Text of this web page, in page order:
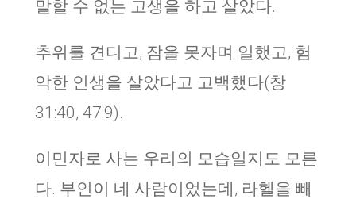
말할 수 없는 고생을 하고 살았다.
추위를 견디고, 잠을 못자며 일했고, 험
악한 인생을 살았다고 고백했다(창
31:40, 47:9).
이민자로 사는 우리의 모습일지도 모른
다. 부인이 네 사람이었는데, 라헬을 빼